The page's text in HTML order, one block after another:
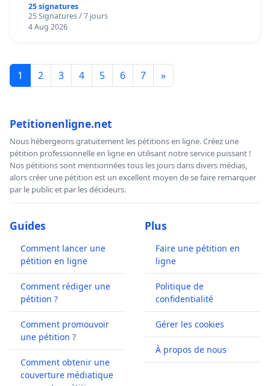
25 signatures
25 Signatures / 7 jours
4 Aug 2026
1 2 3 4 5 6 7 »
Petitionenligne.net
Nous hébergeons gratuitement les pétitions en ligne. Créez une
pétition professionnelle en ligne en utilisant notre service puissant !
Nos pétitions sont mentionnées tous les jours dans divers médias,
alors créer une pétition est un excellent moyen de se faire remarquer
par le public et par les décideurs.
Guides
Comment lancer une
pétition en ligne
Comment rédiger une
pétition ?
Comment promouvoir
une pétition ?
Comment obtenir une
couverture médiatique
Plus
Faire une pétition en
ligne
Politique de
confidentialité
Gérer les cookies
À propos de nous